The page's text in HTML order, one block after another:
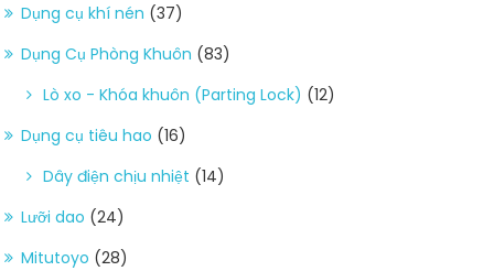
Dụng cụ khí nén (37)
Dụng Cụ Phòng Khuôn (83)
Lò xo - Khóa khuôn (Parting Lock) (12)
Dụng cụ tiêu hao (16)
Dây điện chịu nhiệt (14)
Lưỡi dao (24)
Mitutoyo (28)